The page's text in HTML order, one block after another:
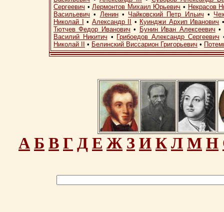
Сергеевич •Лермонтов Михаил Юрьевич • Некрасов
Васильевич • Ленин• Чайковский Петр Ильич •
Николай I
• Александр II • Куинджи Архип Иванович
Тютчев Федор Иванович • Бунин Иван Алексеевич •
Василий Никитич • Грибоедов Александр Сергеевич
Николай II
• Белинский Виссарион Григорьевич •
А Б В Г Д Е Ж З И К Л М Н